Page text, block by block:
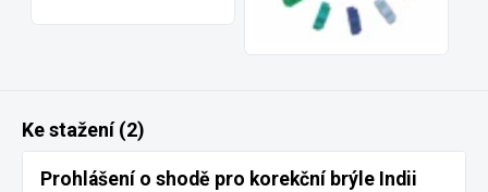
Ke stažení (2)
Prohlášení o shodě pro korekční brýle Indii